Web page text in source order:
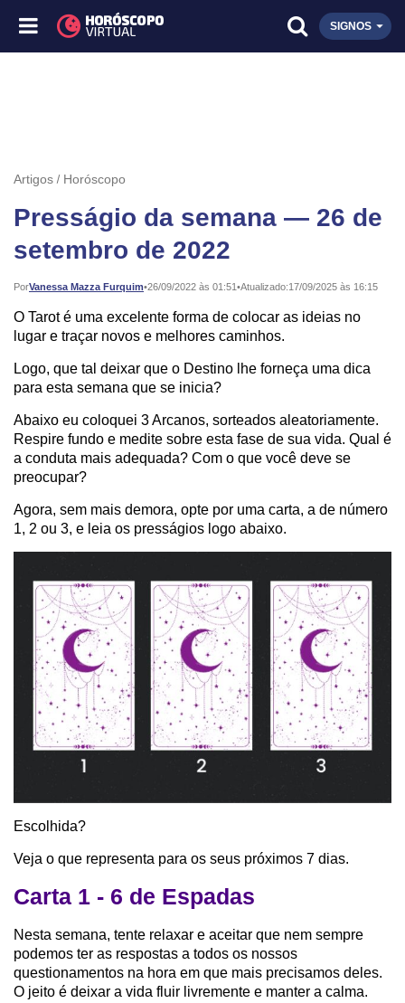
SIGNOS
Artigos Horóscopo
Presságio da semana — 26 de
setembro de 2022
PorVanessa Mazza Furquim•
Publicado: 26/09/2022 às 01:51•Atualizado:17/09/2025 às 16:15
O Tarot é uma excelente forma de colocar as ideias no
lugar e traçar novos e melhores caminhos.
Logo, que tal deixar que o Destino lhe forneça uma dica
para esta semana que se inicia?
Abaixo eu coloquei 3 Arcanos, sorteados aleatoriamente.
Respire fundo e medite sobre esta fase de sua vida. Qual é
a conduta mais adequada? Com o que você deve se
preocupar?
Agora, sem mais demora, opte por uma carta, a de número
1, 2 ou 3, e leia os presságios logo abaixo.
Escolhida?
Veja o que representa para os seus próximos 7 dias.
Carta 1 - 6 de Espadas
Nesta semana, tente relaxar e aceitar que nem sempre
podemos ter as respostas a todos os nossos
questionamentos na hora em que mais precisamos deles.
O jeito é deixar a vida fluir livremente e manter a calma.